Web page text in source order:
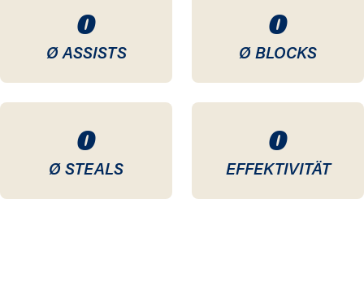
0
Ø ASSISTS
0
Ø BLOCKS
0
Ø STEALS
0
EFFEKTIVITÄT